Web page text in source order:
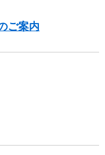
ご案内